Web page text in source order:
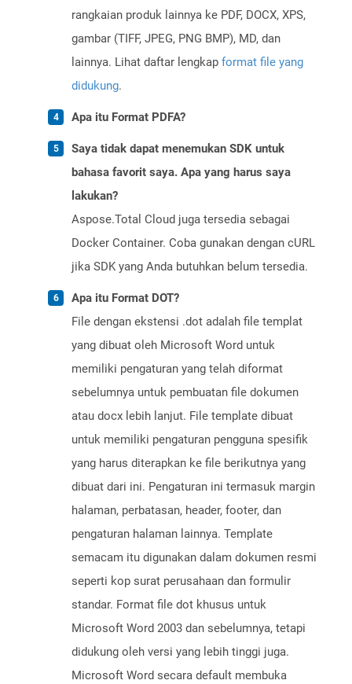
rangkaian produk lainnya ke PDF, DOCX, XPS,
gambar (TIFF, JPEG, PNG BMP), MD, dan
lainnya. Lihat daftar lengkap format file yang
didukung.
Apa itu Format PDFA?
Saya tidak dapat menemukan SDK untuk
bahasa favorit saya. Apa yang harus saya
lakukan?
Aspose.Total Cloud juga tersedia sebagai
Docker Container. Coba gunakan dengan cURL
jika SDK yang Anda butuhkan belum tersedia.
Apa itu Format DOT?
File dengan ekstensi .dot adalah file templat
yang dibuat oleh Microsoft Word untuk
memiliki pengaturan yang telah diformat
sebelumnya untuk pembuatan file dokumen
atau docx lebih lanjut. File template dibuat
untuk memiliki pengaturan pengguna spesifik
yang harus diterapkan ke file berikutnya yang
dibuat dari ini. Pengaturan ini termasuk margin
halaman, perbatasan, header, footer, dan
pengaturan halaman lainnya. Template
semacam itu digunakan dalam dokumen resmi
seperti kop surat perusahaan dan formulir
standar. Format file dot khusus untuk
Microsoft Word 2003 dan sebelumnya, tetapi
didukung oleh versi yang lebih tinggi juga.
Microsoft Word secara default membuka